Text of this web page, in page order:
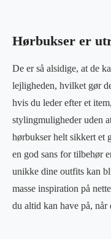
Hørbukser er
De er så alsidige, at de
lejligheden, hvilket gør
hvis du leder efter et
stylingmuligheder uden
hørbukser helt sikkert et
en god sans for tilbehør
unikke dine outfits kan
masse inspiration på
du altid kan have på, når